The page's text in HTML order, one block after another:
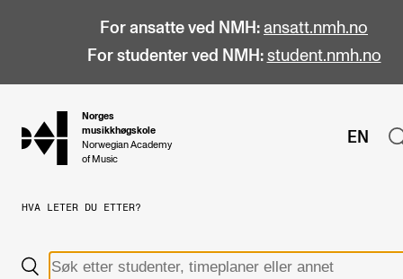
For ansatte ved NMH: ansatt.nmh.no
For studenter ved NMH: student.nmh.no
hjem
Norges
musikkhøgskole
Norwegian Academy
of Music
EN
Alle studier
HVA LETER DU ETTER?